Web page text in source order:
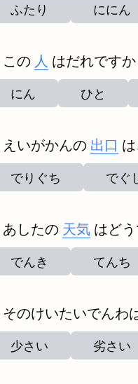
ふたり ににん
この 人 はだれですか
にん ひと
えいがかんの 出口
でりぐち でぐ
あしたの 天気 はど
でんき てんち
そのけいたいでんわ
少さい 劣さい